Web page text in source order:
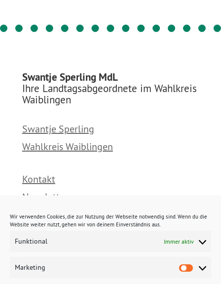
Wir verwenden Cookies, die zur Nutzung der Webseite notwendig sind. Wenn du die
Website weiter nutzt, gehen wir von deinem Einverständnis aus.
Funktional Immer aktiv
Marketing
Swantje Sperling MdL
Ihre Landtagsabgeordnete im Wahlkreis
Waiblingen
Swantje Sperling
Wahlkreis Waiblingen
Kontakt
Newsletter
Presse
Impressum
Datenschutz